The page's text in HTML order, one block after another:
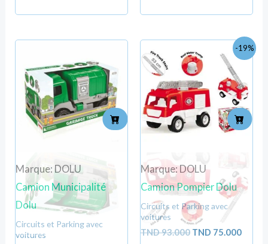
Marque: DOLU
Camion Municipalité
Dolu
Circuits et Parking avec
voitures
-19%
Marque: DOLU
Camion Pompier Dolu
Circuits et Parking avec
voitures
TND93.000
prix
initial
était :
TND
93.000.
TND 75.000
Le
prix
est :
TND